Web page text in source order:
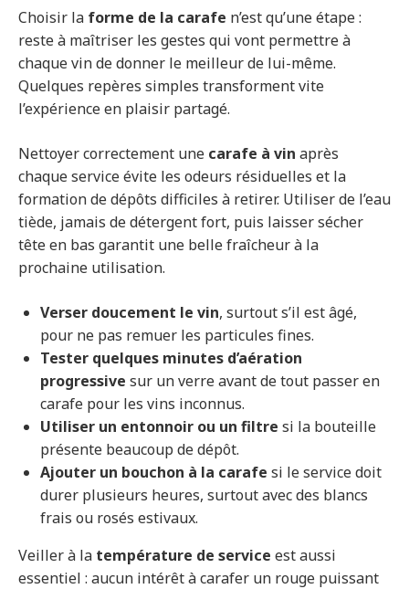
Choisir la forme de la carafe n’est qu’une étape :
reste à maîtriser les gestes qui vont permettre à
chaque vin de donner le meilleur de lui-même.
Quelques repères simples transforment vite
l’expérience en plaisir partagé.
Nettoyer correctement une carafe à vin après
chaque service évite les odeurs résiduelles et la
formation de dépôts difficiles à retirer. Utiliser de l’eau
tiède, jamais de détergent fort, puis laisser sécher
tête en bas garantit une belle fraîcheur à la
prochaine utilisation.
Verser doucement le vin, surtout s’il est âgé,
pour ne pas remuer les particules fines.
Tester quelques minutes d’aération
progressive sur un verre avant de tout passer en
carafe pour les vins inconnus.
Utiliser un entonnoir ou un filtre si la bouteille
présente beaucoup de dépôt.
Ajouter un bouchon à la carafe si le service doit
durer plusieurs heures, surtout avec des blancs
frais ou rosés estivaux.
Veiller à la température de service est aussi
essentiel : aucun intérêt à carafer un rouge puissant